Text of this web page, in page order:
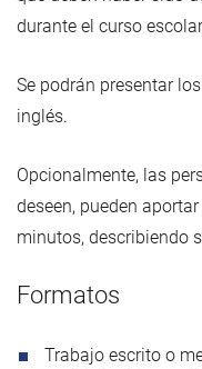
durante el curso
Se podrán presentar
inglés.
Opcionalmente, las
deseen, pueden
minutos, describiendo
Formatos
Trabajo escrito o